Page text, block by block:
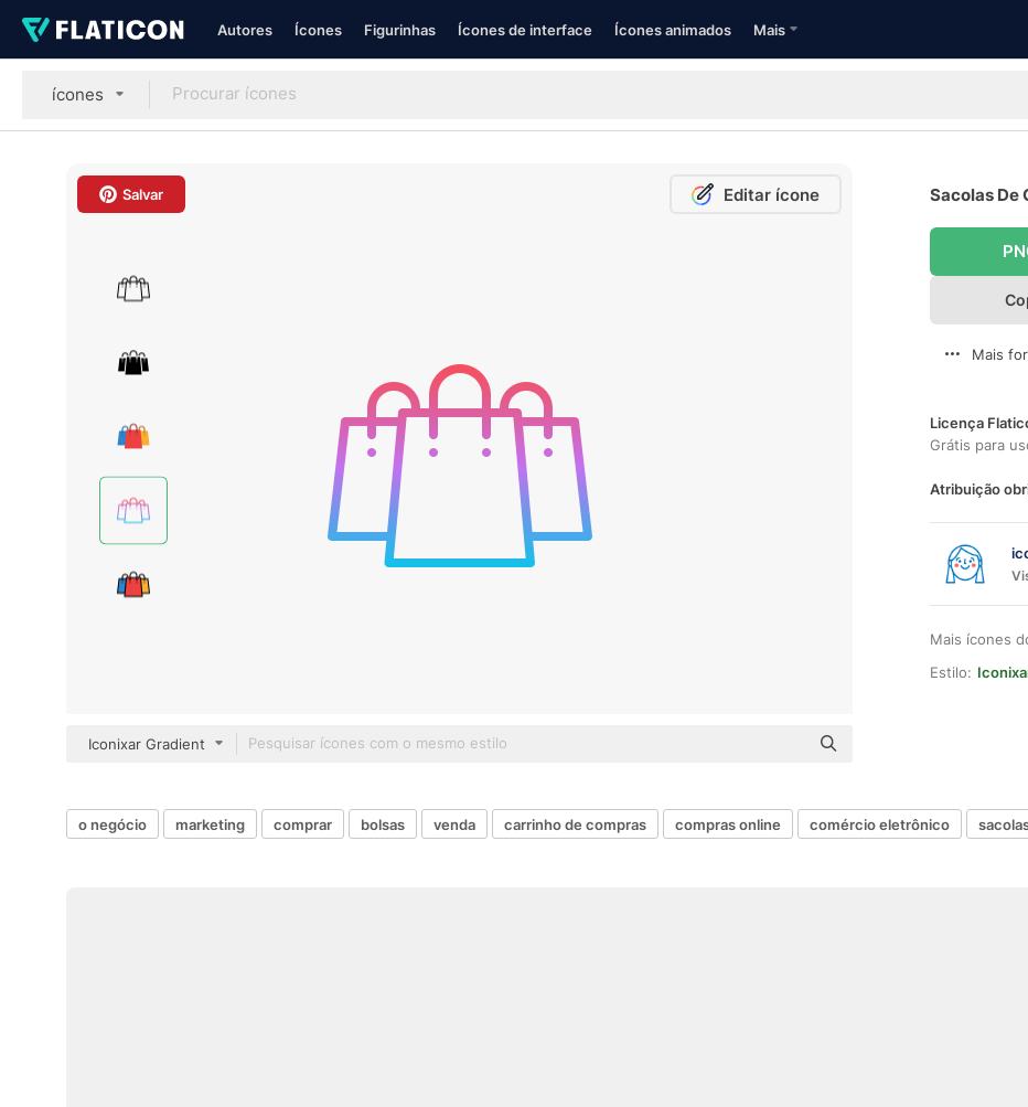
Autores Ícones Figurinhas Ícones de interface Ícones animados Mais
ícones
Salvar Editar ícone
Iconixar Gradient
Sacolas De
Mais
Licença
Grátis para
Atribuição
Mais ícones
Estilo:
o negócio marketing comprar bolsas venda carrinho de compras compras online comércio eletrônico